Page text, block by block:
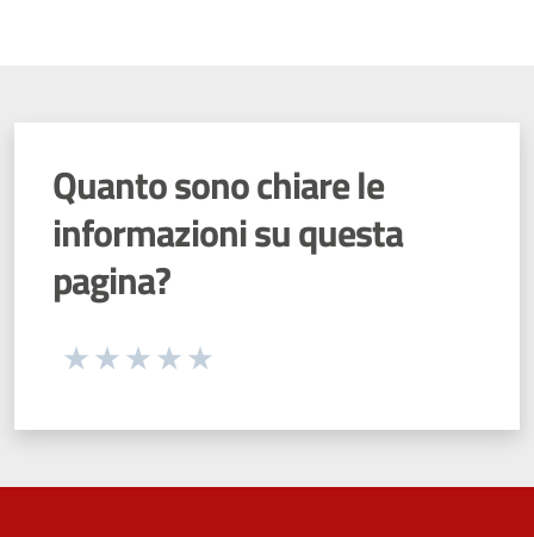
Quanto sono chiare le
informazioni su questa
pagina?
Seleziona una valutazione da 1 a 5 stelle